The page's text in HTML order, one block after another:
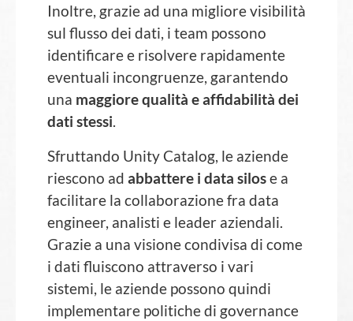
Inoltre, grazie ad una migliore visibilità
sul flusso dei dati, i team possono
identificare e risolvere rapidamente
eventuali incongruenze, garantendo
una maggiore qualità e affidabilità dei
dati stessi.
Sfruttando Unity Catalog, le aziende
riescono ad abbattere i data silose a
facilitare la collaborazione fra data
engineer, analisti e leader aziendali.
Grazie a una visione condivisa di come
i dati fluiscono attraverso i vari
sistemi, le aziende possono quindi
implementare politiche di governance